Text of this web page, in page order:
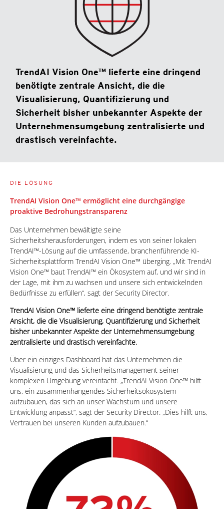
TrendAI Vision One™ lieferte eine dringend
benötigte zentrale Ansicht, die die
Visualisierung, Quantifizierung und
Sicherheit bisher unbekannter Aspekte der
Unternehmensumgebung zentralisierte und
drastisch vereinfachte.
DIE LÖSUNG
TrendAI Vision One™ ermöglicht eine durchgängige
proaktive Bedrohungstransparenz
Das Unternehmen bewältigte seine
Sicherheitsherausforderungen, indem es von seiner lokalen
TrendAI™-Lösung auf die umfassende, branchenführende KI-
Sicherheitsplattform TrendAI Vision One™ überging. „Mit TrendAI
Vision One™ baut TrendAI™ ein Ökosystem auf, und wir sind in
der Lage, mit ihm zu wachsen und unsere sich entwickelnden
Bedürfnisse zu erfüllen“, sagt der Security Director.
TrendAI Vision One™ lieferte eine dringend benötigte zentrale
Ansicht, die die Visualisierung, Quantifizierung und Sicherheit
bisher unbekannter Aspekte der Unternehmensumgebung
zentralisierte und drastisch vereinfachte.
Über ein einziges Dashboard hat das Unternehmen die
Visualisierung und das Sicherheitsmanagement seiner
komplexen Umgebung vereinfacht. „TrendAI Vision One™ hilft
uns, ein zusammenhängendes Sicherheitsökosystem
aufzubauen, das sich an unser Wachstum und unsere
Entwicklung anpasst“, sagt der Security Director. „Dies hilft uns,
Vertrauen bei unseren Kunden aufzubauen.“